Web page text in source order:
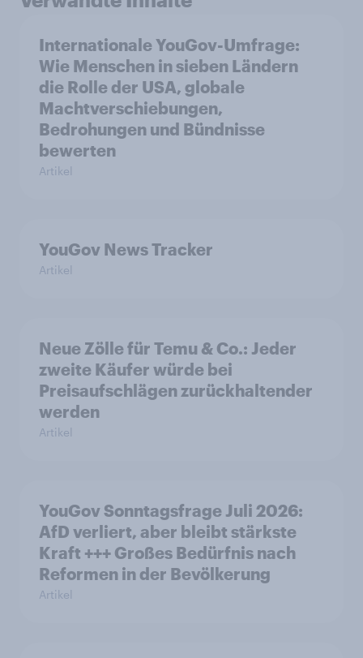
Internationale YouGov-Umfrage:
Wie Menschen in sieben Ländern
die Rolle der USA, globale
Machtverschiebungen,
Bedrohungen und Bündnisse
bewerten
Artikel
YouGov News Tracker
Artikel
Neue Zölle für Temu & Co.: Jeder
zweite Käufer würde bei
Preisaufschlägen zurückhaltender
werden
Artikel
YouGov Sonntagsfrage Juli 2026:
AfD verliert, aber bleibt stärkste
Kraft +++ Großes Bedürfnis nach
Reformen in der Bevölkerung
Artikel